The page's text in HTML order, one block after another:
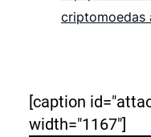
criptomoedas
[caption
width="1167"]